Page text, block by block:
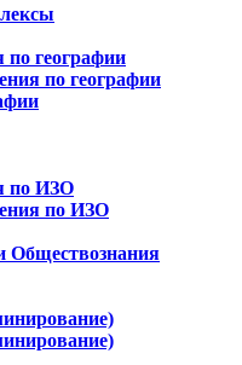
по географии
по географии
по ИЗО
по ИЗО
Обществознания